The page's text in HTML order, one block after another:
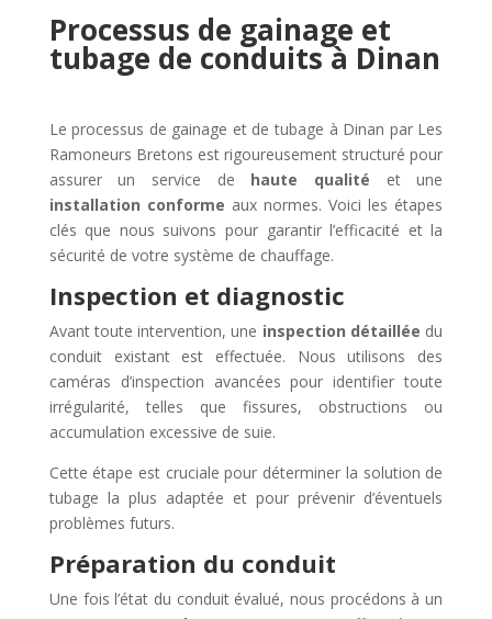
Processus de gainage et
tubage de conduits à Dinan
Le processus de gainage et de tubage à Dinan par Les
Ramoneurs Bretons est rigoureusement structuré pour
assurer un service de haute qualité et une
installation conforme aux normes. Voici les étapes
clés que nous suivons pour garantir l’efficacité et la
sécurité de votre système de chauffage.
Inspection et diagnostic
Avant toute intervention, une inspection détaillée du
conduit existant est effectuée. Nous utilisons des
caméras d’inspection avancées pour identifier toute
irrégularité, telles que fissures, obstructions ou
accumulation excessive de suie.
Cette étape est cruciale pour déterminer la solution de
tubage la plus adaptée et pour prévenir d’éventuels
problèmes futurs.
Préparation du conduit
Une fois l’état du conduit évalué, nous procédons à un